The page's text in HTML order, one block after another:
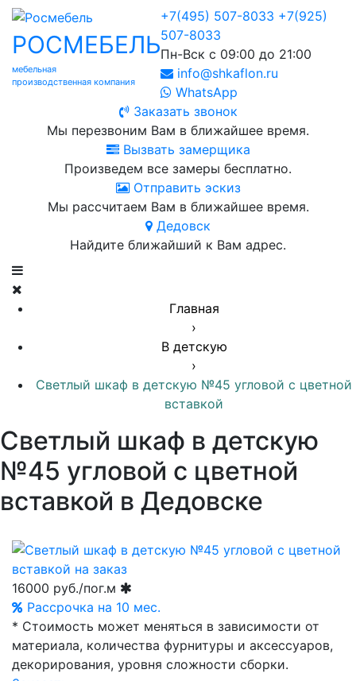
РОСМЕБЕЛЬ
мебельная
производственная компания
+7(495) 507-8033 +7(925)
507-8033
Пн-Вск с 09:00 до 21:00
info@shkaflon.ru
WhatsApp
Заказать звонок
Мы перезвоним Вам в ближайшее время.
Вызвать замерщика
Произведем все замеры бесплатно.
Отправить эскиз
Мы рассчитаем Вам в ближайшее время.
Дедовск
Найдите ближайший к Вам адрес.
Главная
›
В детскую
›
Светлый шкаф в детскую №45 угловой с цветной
вставкой
Светлый шкаф в детскую
№45 угловой с цветной
вставкой в Дедовске
16000 руб./пог.м
Рассрочка на 10 мес.
* Стоимость может меняться в зависимости от
материала, количества фурнитуры и аксессуаров,
декорирования, уровня сложности сборки.